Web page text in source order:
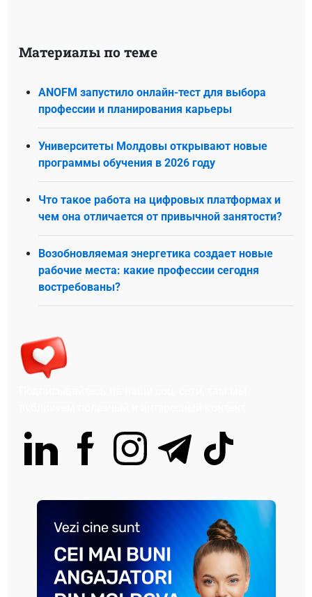
Материалы по теме
ANOFM запустило онлайн-тест для выбора
профессии и планирования карьеры
Университеты Молдовы открывают новые
программы обучения в 2026 году
Что такое работа на цифровых платформах и
чем она отличается от привычной занятости?
Возобновляемая энергетика создает новые
рабочие места: какие профессии сегодня
востребованы?